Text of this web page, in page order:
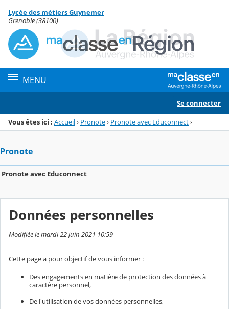
Menu de la rubrique
Contenu
Lycée des métiers Guynemer
Grenoble (38100)
MENU
Se connecter
Vous êtes ici : Accueil› Pronote› Pronote avec Educonnect›
Pronote
Pronote avec Educonnect
Données personnelles
Modifiée le mardi 22 juin 2021 10:59
Cette page a pour objectif de vous informer :
Des engagements en matière de protection des données à
caractère personnel,
De l'utilisation de vos données personnelles,